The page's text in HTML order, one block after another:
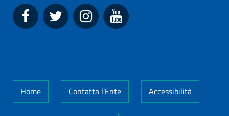
Home Contatta l'Ente Accessibilità